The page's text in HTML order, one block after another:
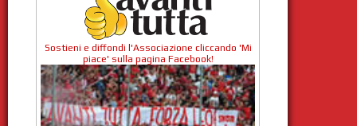
Sostieni e diffondi l'Associazione cliccando 'Mi
piace' sulla pagina Facebook!